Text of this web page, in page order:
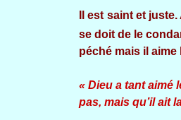
Il est saint et
se doit de le
péché mais il
« Dieu a tant aimé
pas, mais qu’il ait